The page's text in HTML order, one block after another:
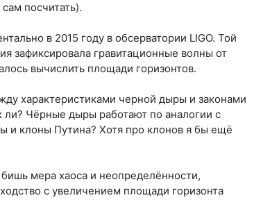
посчитать).
в 2015 году в обсерватории LIGO. Той
зафиксировала гравитационные волны от
вычислить площади горизонтов.
характеристиками черной дыры и законами
ли? Чёрные дыры работают по аналогии с
и клоны Путина? Хотя про клонов я бы ещё
мера хаоса и неопределённости,
с увеличением площади горизонта